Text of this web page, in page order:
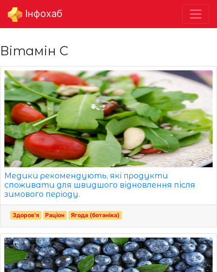
Інфохаб
Вітамін С
Медики рекомендують, які продукти
споживати для швидшого відновлення після
зимового періоду.
Здоров'я Раціон Ягода (ботаніка)